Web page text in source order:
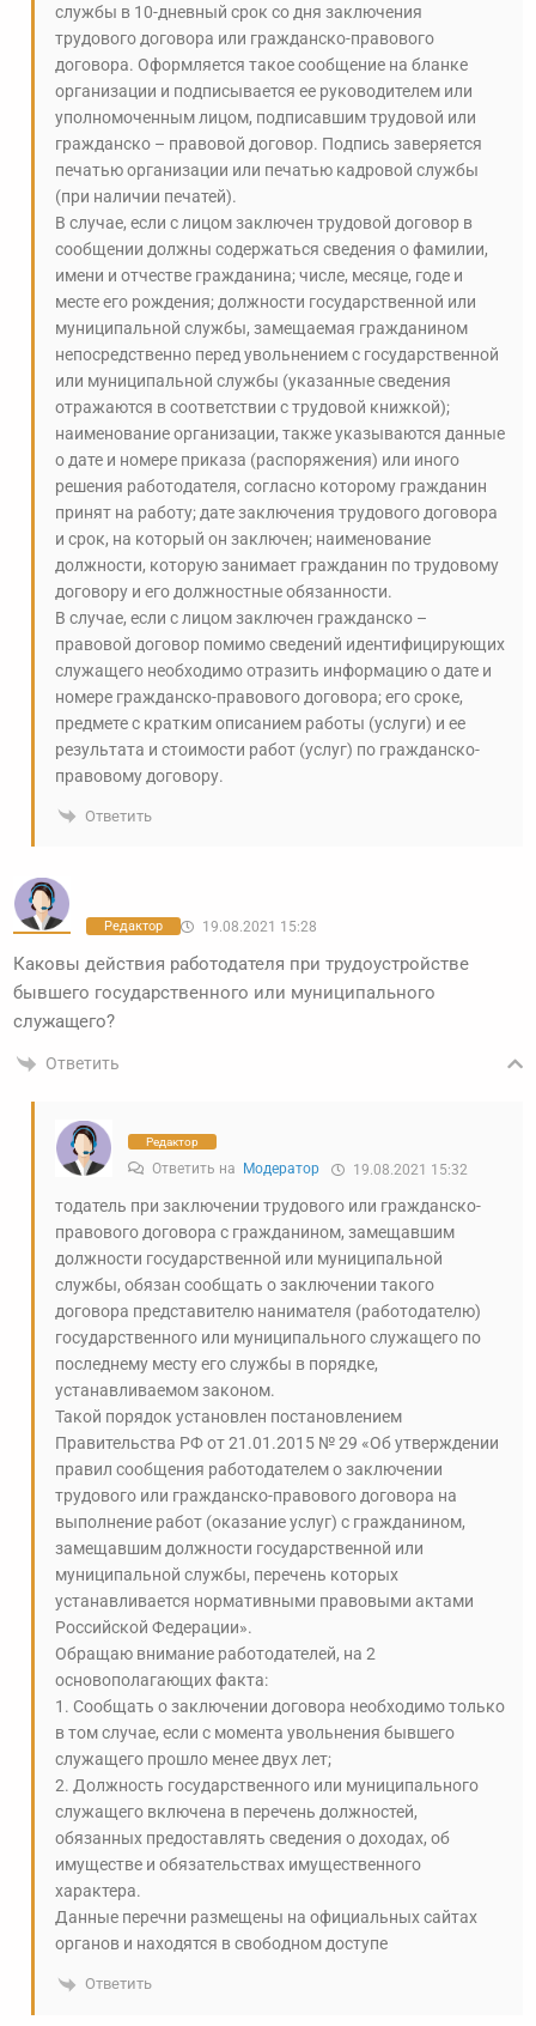
службы в 10-дневный срок со дня заключения
трудового договора или гражданско-правового
договора. Оформляется такое сообщение на бланке
организации и подписывается ее руководителем или
уполномоченным лицом, подписавшим трудовой или
гражданско – правовой договор. Подпись заверяется
печатью организации или печатью кадровой службы
(при наличии печатей).
В случае, если с лицом заключен трудовой договор в
сообщении должны содержаться сведения о фамилии,
имени и отчестве гражданина; числе, месяце, годе и
месте его рождения; должности государственной или
муниципальной службы, замещаемая гражданином
непосредственно перед увольнением с государственной
или муниципальной службы (указанные сведения
отражаются в соответствии с трудовой книжкой);
наименование организации, также указываются данные
о дате и номере приказа (распоряжения) или иного
решения работодателя, согласно которому гражданин
принят на работу; дате заключения трудового договора
и срок, на который он заключен; наименование
должности, которую занимает гражданин по трудовому
договору и его должностные обязанности.
В случае, если с лицом заключен гражданско –
правовой договор помимо сведений идентифицирующих
служащего необходимо отразить информацию о дате и
номере гражданско-правового договора; его сроке,
предмете с кратким описанием работы (услуги) и ее
результата и стоимости работ (услуг) по гражданско-
правовому договору.
Ответить
Редактор 19.08.2021 15:28
Каковы действия работодателя при трудоустройстве
бывшего государственного или муниципального
служащего?
Ответить
Редактор
Ответить на Модератор 19.08.2021 15:32
тодатель при заключении трудового или гражданско-
правового договора с гражданином, замещавшим
должности государственной или муниципальной
службы, обязан сообщать о заключении такого
договора представителю нанимателя (работодателю)
государственного или муниципального служащего по
последнему месту его службы в порядке,
устанавливаемом законом.
Такой порядок установлен постановлением
Правительства РФ от 21.01.2015 № 29 «Об утверждении
правил сообщения работодателем о заключении
трудового или гражданско-правового договора на
выполнение работ (оказание услуг) с гражданином,
замещавшим должности государственной или
муниципальной службы, перечень которых
устанавливается нормативными правовыми актами
Российской Федерации».
Обращаю внимание работодателей, на 2
основополагающих факта:
1. Сообщать о заключении договора необходимо только
в том случае, если с момента увольнения бывшего
служащего прошло менее двух лет;
2. Должность государственного или муниципального
служащего включена в перечень должностей,
обязанных предоставлять сведения о доходах, об
имуществе и обязательствах имущественного
характера.
Данные перечни размещены на официальных сайтах
органов и находятся в свободном доступе
Ответить